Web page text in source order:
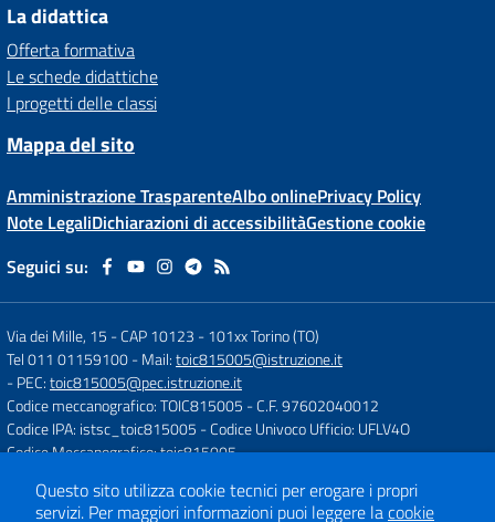
La didattica
Offerta formativa
Le schede didattiche
I progetti delle classi
Mappa del sito
Amministrazione TrasparenteAlbo onlinePrivacy Policy
Note LegaliDichiarazioni di accessibilitàGestione cookie
Seguici su:
Via dei Mille, 15 - CAP 10123 -101xx Torino (TO)
Tel 011 01159100- Mail:toic815005@istruzione.it
- PEC:toic815005@pec.istruzione.it
Codice meccanografico: TOIC815005 - C.F. 97602040012
Codice IPA: istsc_toic815005 - Codice Univoco Ufficio: UFLV4O
Codice Meccanografico: toic815005
Concept & Design by Designers Italia
Questo sito utilizza cookie tecnici per erogare i propri
servizi. Per maggiori informazioni puoi leggere lacookie